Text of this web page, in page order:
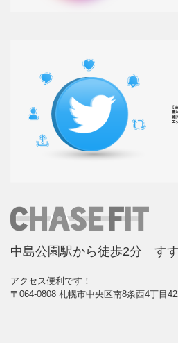
中島公園駅から徒歩2分 す
アクセス便利です！
〒064-0808 札幌市中央区南8条西4丁目